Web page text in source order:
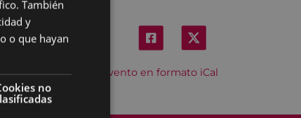
Descargar el evento en formato iCal
BASQUE
También
y
o que hayan
no